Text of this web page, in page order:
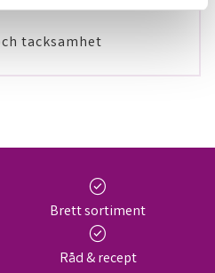
tacksamhet
check_circle
Brett sortiment
check_circle
Råd & recept